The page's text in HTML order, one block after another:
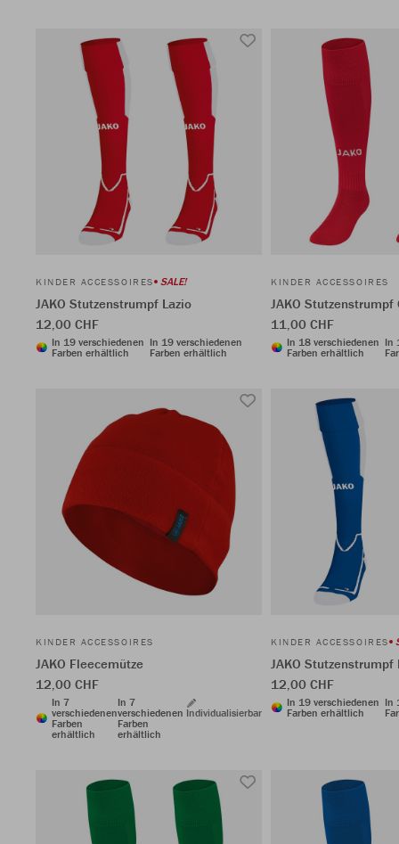
KINDER ACCESSOIRES SALE!
JAKO Stutzenstrumpf Lazio
12,00 CHF
In 19 verschiedenen
Farben erhältlich
In 19 verschiedenen
Farben erhältlich
KINDER ACCESSOIRES
JAKO Stutzenstrumpf
11,00 CHF
In 18 verschiedenen
Farben erhältlich
In
KINDER ACCESSOIRES
JAKO Fleecemütze
12,00 CHF
In 7
verschiedenen
Farben
erhältlich
In 7
verschiedenen
Farben
erhältlich
Individualisierbar
KINDER ACCESSOIRES
JAKO Stutzenstrumpf
12,00 CHF
In 19 verschiedenen
Farben erhältlich
In